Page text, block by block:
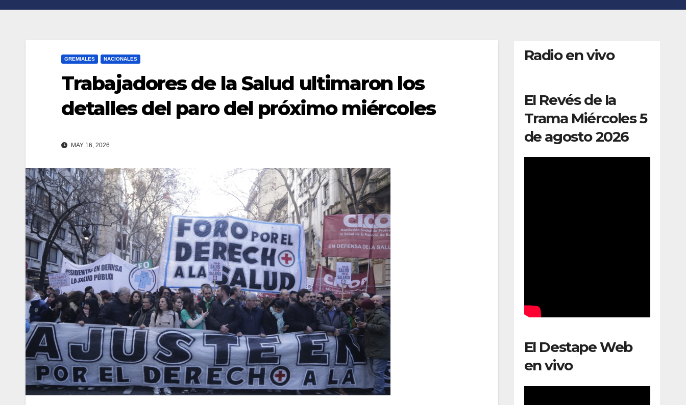
GREMIALES NACIONALES
Trabajadores de la Salud ultimaron los
detalles del paro del próximo miércoles
MAY 16, 2026
Radio en vivo
El Revés de la
Trama Miércoles 5
de agosto 2026
El Destape Web
en vivo
n